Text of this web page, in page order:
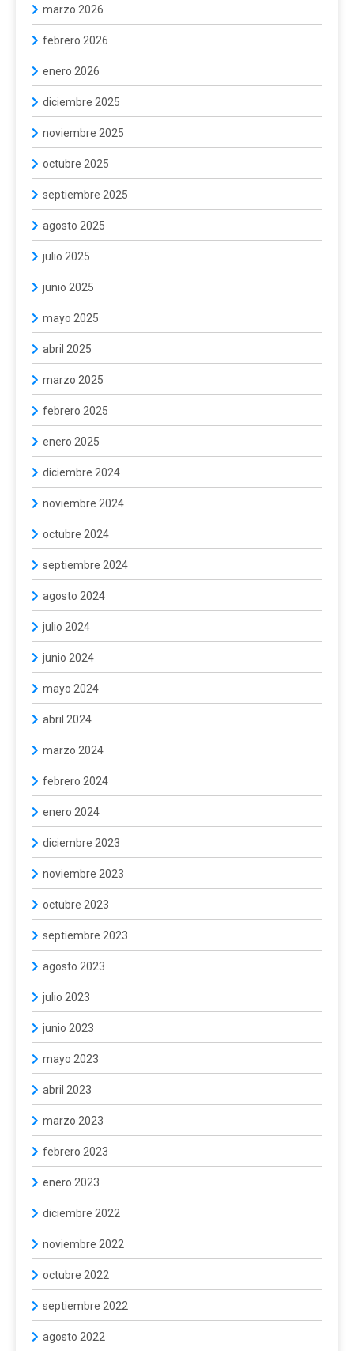
marzo 2026
febrero 2026
enero 2026
diciembre 2025
noviembre 2025
octubre 2025
septiembre 2025
agosto 2025
julio 2025
junio 2025
mayo 2025
abril 2025
marzo 2025
febrero 2025
enero 2025
diciembre 2024
noviembre 2024
octubre 2024
septiembre 2024
agosto 2024
julio 2024
junio 2024
mayo 2024
abril 2024
marzo 2024
febrero 2024
enero 2024
diciembre 2023
noviembre 2023
octubre 2023
septiembre 2023
agosto 2023
julio 2023
junio 2023
mayo 2023
abril 2023
marzo 2023
febrero 2023
enero 2023
diciembre 2022
noviembre 2022
octubre 2022
septiembre 2022
agosto 2022